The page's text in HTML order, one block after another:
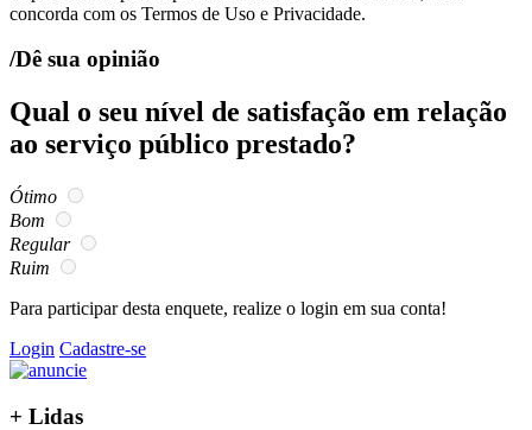
concorda com os Termos de Uso e Privacidade.
/Dê sua opinião
Qual o seu nível de satisfação em relação
ao serviço público prestado?
Ótimo
Bom
Regular
Ruim
Para participar desta enquete, realize o login em sua conta!
Login Cadastre-se
+ Lidas